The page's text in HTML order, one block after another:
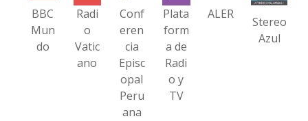
BBC
Mun
do
Radi
o
Vatic
ano
Conf
eren
cia
Episc
opal
Peru
ana
Plata
form
a de
Radi
o y
TV
ALER
Stereo
Azul